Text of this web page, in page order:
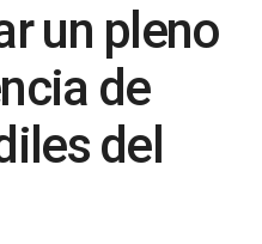
un pleno
de
del